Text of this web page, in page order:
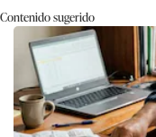
Contenido sugerido